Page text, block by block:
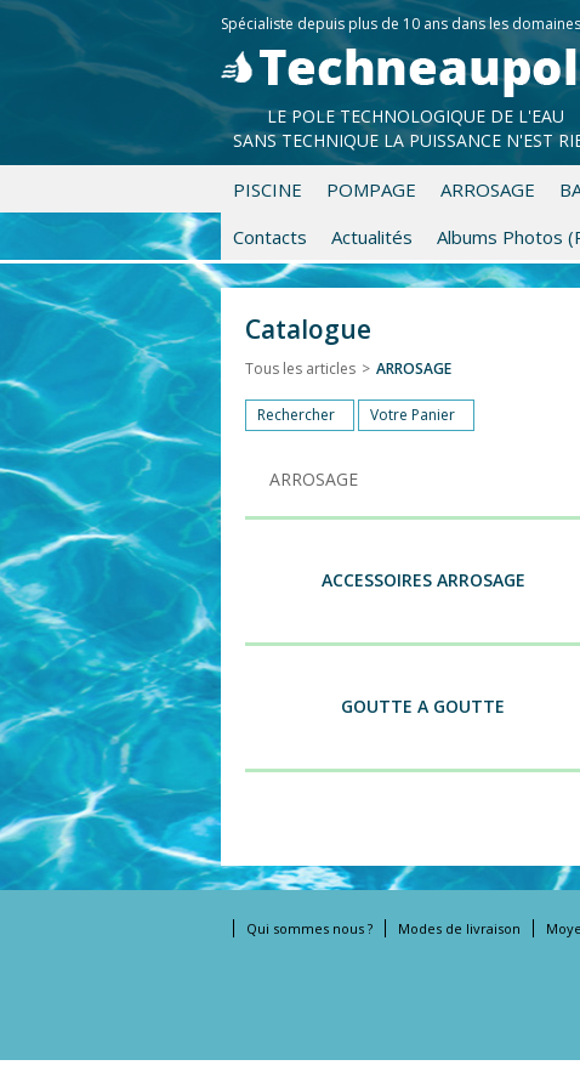
Spécialiste depuis plus de 10 ans dans les domaines
LE POLE TECHNOLOGIQUE DE L'EAU
SANS TECHNIQUE LA PUISSANCE N'EST
PISCINE POMPAGE ARROSAGE
Contacts
Actualités Albums Photos
Catalogue
Tous les articles > ARROSAGE
Rechercher Votre Panier
ARROSAGE
ACCESSOIRES ARROSAGE
GOUTTE A GOUTTE
Qui sommes nous ? Modes de livraison